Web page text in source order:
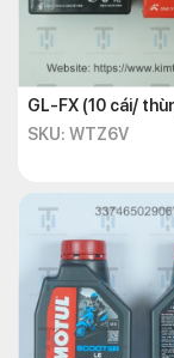
GL-FX (10 cái/
SKU: WTZ6V